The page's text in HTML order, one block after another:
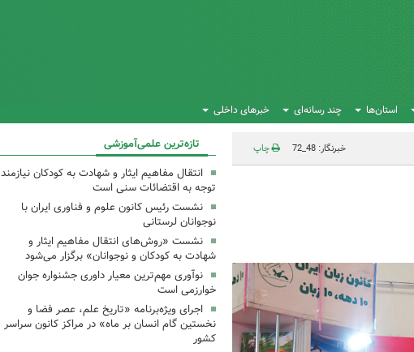
استان‌ها چند رسانه‌ای خبرهای داخلی
خبرنگار: 48_72 چاپ تازه‌ترین علمی‌آموزشی
انتقال مفاهیم ایثار و شهادت به کودکان نیازمند
توجه به اقتضائات سنی است
نشست رئیس کانون علوم و فناوری ایران با
نوجوانان لرستانی
نشست «روش‌های انتقال مفاهیم ایثار و
شهادت به کودکان و نوجوانان» برگزار می‌شود
نوآوری مهم‌ترین معیار داوری جشنواره جوان
خوارزمی است
اجرای ویژه‌برنامه «تاریخ علم، عصر فضا و
نخستین گام انسان بر ماه» در مراکز کانون سراسر
کشور